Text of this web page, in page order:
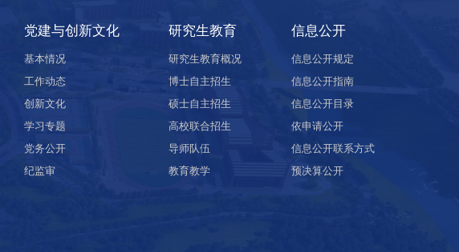
党建与创新文化
基本情况
工作动态
创新文化
学习专题
党务公开
纪监审
研究生教育
研究生教育概况
博士自主招生
硕士自主招生
高校联合招生
导师队伍
教育教学
信息公开
信息公开规定
信息公开指南
信息公开目录
依申请公开
信息公开联系方式
预决算公开